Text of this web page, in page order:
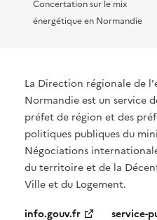
Concertation sur le mix
énergétique en Normandie
La Direction régionale de
Normandie est un service
préfet de région et des
politiques publiques du
Négociations
du territoire et de la
Ville et du Logement.
info.gouv.fr
service-